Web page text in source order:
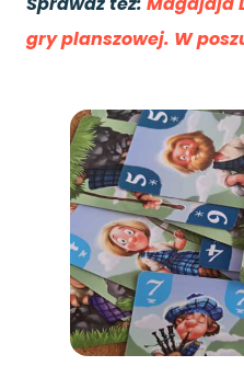
gry planszowej. W